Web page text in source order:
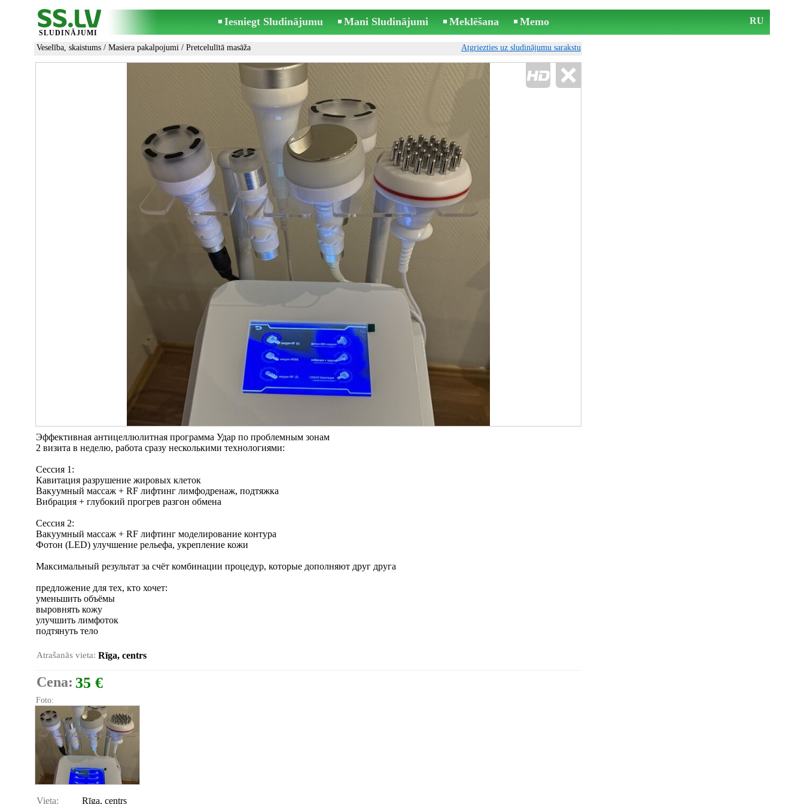
SLUDINĀJUMI
Iesniegt Sludinājumu Mani Sludinājumi Meklēšana Memo RU
Veselība, skaistums / Masiera pakalpojumi / Pretcelulītā masāža Atgriezties uz sludinājumu sarakstu
Эффективная антицеллюлитная программа Удар по проблемным зонам
2 визита в неделю, работа сразу несколькими технологиями:
Сессия 1:
Кавитация разрушение жировых клеток
Вакуумный массаж + RF лифтинг лимфодренаж, подтяжка
Вибрация + глубокий прогрев разгон обмена
Сессия 2:
Вакуумный массаж + RF лифтинг моделирование контура
Фотон (LED) улучшение рельефа, укрепление кожи
Максимальный результат за счёт комбинации процедур, которые дополняют друг друга
предложение для тех, кто хочет:
уменьшить объёмы
выровнять кожу
улучшить лимфоток
подтянуть тело
Atrašanās vieta: Rīga, centrs
Cena: 35 €
Foto:
Vieta: Rīga, centrs